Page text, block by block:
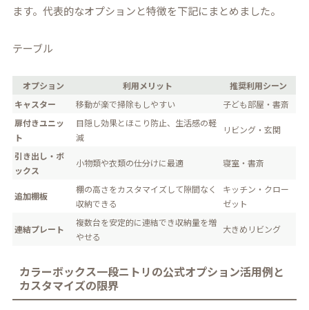
ます。代表的なオプションと特徴を下記にまとめました。
テーブル
オプション 利用メリット
推奨利用シーン
キャスター
移動が楽で掃除もしやすい
子ども部屋・書斎
扉付きユニッ
ト
目隠し効果とほこり防止、生活感の軽
減
リビング・玄関
引き出し・ボ
ックス
小物類や衣類の仕分けに最適 寝室・書斎
追加棚板
棚の高さをカスタマイズして隙間なく
収納できる
キッチン・クロー
ゼット
連結プレート
複数台を安定的に連結でき収納量を増
やせる
大きめリビング
カラーボックス一段ニトリの公式オプション活用例と
カスタマイズの限界